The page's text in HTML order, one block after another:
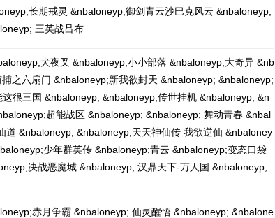
长期戒灵 &nbaloneyp;御剑青云沙巴克风云 &nbaloneyp;
三英战吕布
犬夜叉 &nbaloneyp;小小部落 &nbaloneyp;大奇异 &nb
之六扇门 &nbaloneyp;新我欲封天 &nbaloneyp; &nbaloneyp;
很三国 &nbaloneyp; &nbaloneyp;传世挂机 &nbaloneyp; &n
超能战区 &nbaloneyp; &nbaloneyp; 舞动青春 &nbal
&nbaloneyp; &nbaloneyp;天天神仙传 我欲逆仙 &nbaloney
少年群英传 &nbaloneyp;青云 &nbaloneyp;变态口袋
决战恶魔城 &nbaloneyp; 汉鼎天下-万人国 &nbaloneyp;
赤月争霸 &nbaloneyp; 仙灵醒悟 &nbaloneyp; &nbalone